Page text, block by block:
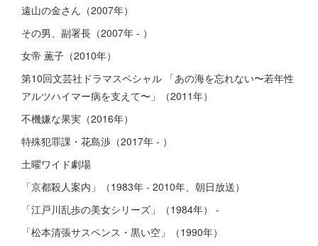
遠山の金さん（2007年）
その男、副署長（2007年 - ）
女帝 薫子（2010年）
第10回文芸社ドラマスペシャル 「あの海を忘れない〜若年性
アルツハイマー病を支えて〜」（2011年）
不機嫌な果実（2016年）
特殊犯罪課・花島渉（2017年 - ）
土曜ワイド劇場
「京都殺人案内」（1983年 - 2010年、朝日放送）
「江戸川乱歩の美女シリーズ」（1984年） -
「松本清張サスペンス・黒い空」（1990年）